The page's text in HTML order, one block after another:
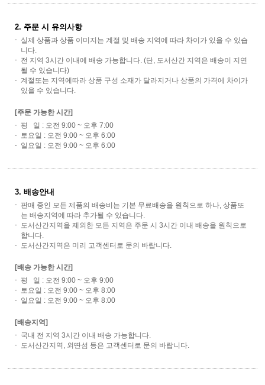
2. 주문 시 유의사항
실제 상품과 상품 이미지는 계절 및 배송 지역에 따라 차이가 있을 수 있습
니다.
전 지역 3시간 이내에 배송 가능합니다. (단, 도서산간 지역은 배송이 지연
될 수 있습니다)
계절또는 지역에따라 상품 구성 소재가 달라지거나 상품의 가격에 차이가
있을 수 있습니다.
[주문 가능한 시간]
평 일 : 오전 9:00 ~ 오후 7:00
토요일 : 오전 9:00 ~ 오후 6:00
일요일 : 오전 9:00 ~ 오후 6:00
3. 배송안내
판매 중인 모든 제품의 배송비는 기본 무료배송을 원칙으로 하나, 상품또
는 배송지역에 따라 추가될 수 있습니다.
도서산간지역을 제외한 모든 지역은 주문 시 3시간 이내 배송을 원칙으로
합니다.
도서산간지역은 미리 고객센터로 문의 바랍니다.
[배송 가능한 시간]
평 일 : 오전 9:00 ~ 오후 9:00
토요일 : 오전 9:00 ~ 오후 8:00
일요일 : 오전 9:00 ~ 오후 8:00
[배송지역]
국내 전 지역 3시간 이내 배송 가능합니다.
도서산간지역, 외딴섬 등은 고객센터로 문의 바랍니다.